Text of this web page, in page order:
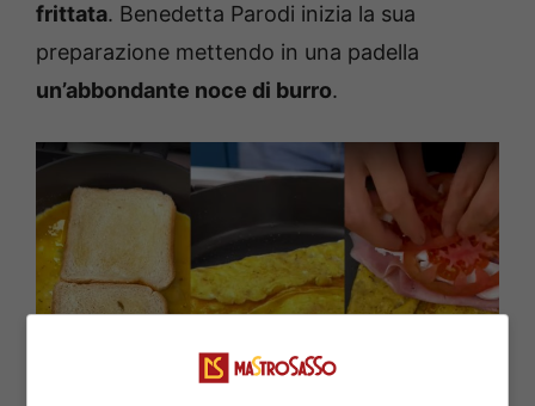
frittata. Benedetta Parodi inizia la sua
preparazione mettendo in una padella
un’abbondante noce di burro.